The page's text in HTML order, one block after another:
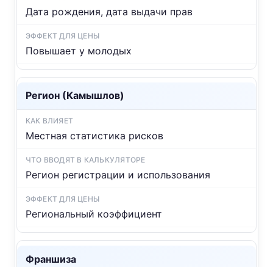
Дата рождения, дата выдачи прав
Повышает у молодых
Регион (Камышлов)
Местная статистика рисков
Регион регистрации и использования
Региональный коэффициент
Франшиза